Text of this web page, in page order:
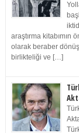
araştırma kitabımın
olarak beraber
birlikteliği ve […]